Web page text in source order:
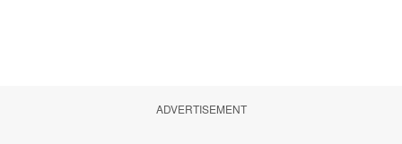
ADVERTISEMENT